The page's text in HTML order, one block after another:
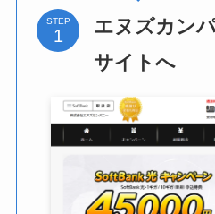
STEP
エヌズカン
サイトへ